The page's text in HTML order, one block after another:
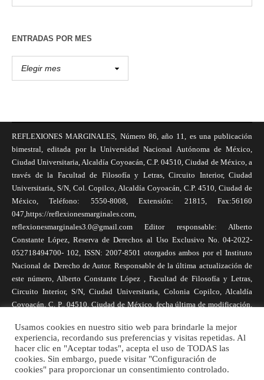
ENTRADAS POR MES
REFLEXIONES MARGINALES, Número 86, año 11, es una publicación
bimestral, editada por la Universidad Nacional Autónoma de México,
Ciudad Universitaria, Alcaldía Coyoacán, C.P. 04510, Ciudad de México, a
través de la Facultad de Filosofía y Letras, Circuito Interior, Ciudad
Universitaria, S/N, Col. Copilco, Alcaldía Coyoacán, C.P. 4510, Ciudad de
México, Teléfono: 5550-8008, Extensión: 21815, Fax:56160
047,https://reflexionesmarginales.com,
reflexionesmarginales3.0@gmail.com Editor responsable: Alberto
Constante López, Reserva de Derechos al Uso Exclusivo No. 04-2022-
052718494700- 102, ISSN: 2007-8501 otorgados ambos por el Instituto
Nacional de Derecho de Autor. Responsable de la última actualización de
este número, Alberto Constante López , Facultad de Filosofía y Letras,
Circuito Interior, S/N, Ciudad Universitaria, Colonia Copilco, Alcaldía
Coyoacán, C. P., 04510, Ciudad de México, fecha última de modificación,
necesariamente reflejan la postura de la revista, ni de Universidad Nacional
Autónoma de México. Los autores son responsables de los contenidos de
sus artículos. Se autoriza la reproducción total o parcial de los textos aquí
publicados siempre y cuando se cite la fuente completa y la dirección
Usamos cookies en nuestro sitio web para brindarle la mejor
experiencia, recordando sus preferencias y visitas repetidas. Al
hacer clic en "Aceptar todas", acepta el uso de TODAS las
cookies. Sin embargo, puede visitar "Configuración de
cookies" para proporcionar un consentimiento controlado.